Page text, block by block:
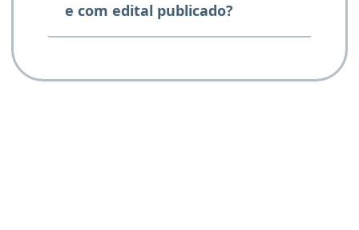
e com edital publicado?